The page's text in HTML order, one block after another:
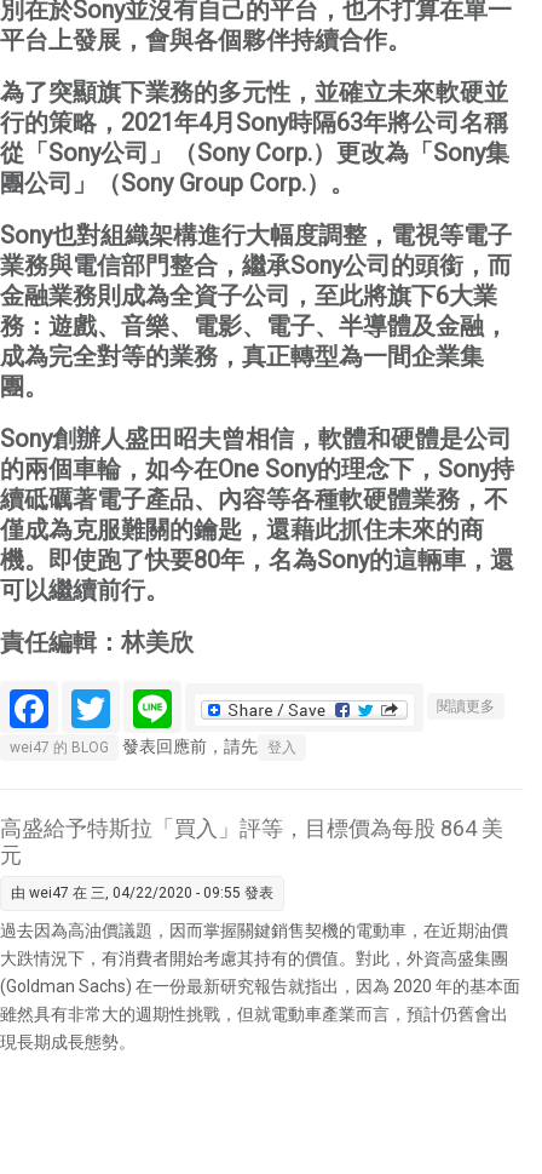
別在於Sony並沒有自己的平台，也不打算在單一
平台上發展，會與各個夥伴持續合作。
為了突顯旗下業務的多元性，並確立未來軟硬並
行的策略， 2021 年4月 Sony時隔63年將公司名稱
從「 Sony公司」（Sony Corp.）更改為「 Sony集
團公司」（Sony Group Corp.）。
Sony也對組織架構進行大幅度調整，電視等電子
業務與電信部門整合，繼承Sony公司的頭銜，而
金融業務則成為全資子公司，至此將旗下6大業
務：遊戲、音樂、電影、電子、半導體及金融，
成為完全對等的業務，真正轉型為一間企業集
團。
Sony創辦人盛田昭夫曾相信，軟體和硬體是公司
的兩個車輪，如今在One Sony的理念下， Sony持
續砥礪著電子產品、內容等各種軟硬體業務，不
僅成為克服難關的鑰匙，還藉此抓住未來的商
機。即使跑了快要80年，名為Sony的這輛車，還
可以繼續前行。
責任編輯：林美欣
Facebook
Twitter
Line 閱讀更多
日企！
訣竟在
「不挑
食」？
wei47 的 BLOG 發表回應前，請先 登入
高盛給予特斯拉「買入」評等，目標價為每股 864 美
元
由 wei47 在 三, 04/22/2020 - 09:55 發表
過去因為高油價議題，因而掌握關鍵銷售契機的電動車，在近期油價
大跌情況下，有消費者開始考慮其持有的價值。對此，外資高盛集團
(Goldman Sachs) 在一份最新研究報告就指出，因為 2020 年的基本面
雖然具有非常大的週期性挑戰，但就電動車產業而言，預計仍舊會出
現長期成長態勢。